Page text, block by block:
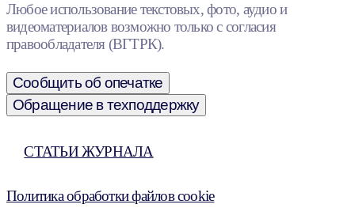
Любое использование текстовых, фото, аудио и
видеоматериалов возможно только с согласия
правообладателя (ВГТРК).
Сообщить об опечатке
Обращение в техподдержку
СТАТЬИ ЖУРНАЛА
Политика обработки файлов cookie